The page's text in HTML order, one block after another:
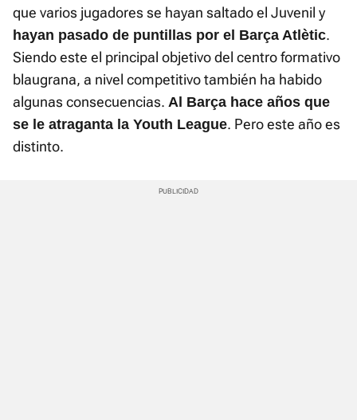
que varios jugadores se hayan saltado el Juvenil y
hayan pasado de puntillas por el Barça Atlètic.
Siendo este el principal objetivo del centro formativo
blaugrana, a nivel competitivo también ha habido
algunas consecuencias. Al Barça hace años que
se le atraganta la Youth League. Pero este año es
distinto.